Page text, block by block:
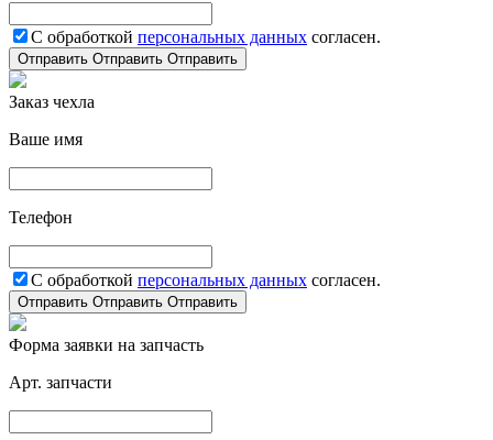
С обработкой персональных данных согласен.
Отправить Отправить Отправить
Заказ чехла
Ваше имя
Телефон
С обработкой персональных данных согласен.
Отправить Отправить Отправить
Форма заявки на запчасть
Арт. запчасти